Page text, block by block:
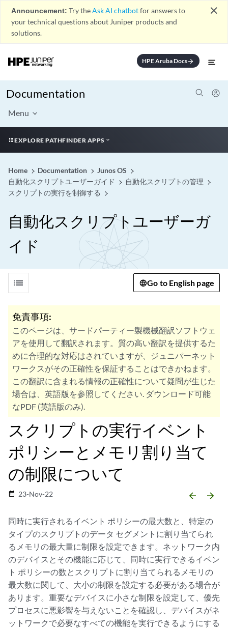
Announcement: Try theAsk AI chatbotfor answers to
your technical questions about Juniper products and
solutions.
close
HPE Aruba Docsarrow_forward
Documentation
Menu
EXPLORE PATHFINDER APPS
Home Documentation
Junos OS
自動化スクリプトユーザーガイド
自動化スクリプトの管理
スクリプトの実行を制御する
自動化スクリプトユーザーガ
イド
list Go to English page
免責事項:
このページは、サードパーティー製機械翻訳ソフトウェ
アを使用して翻訳されます。質の高い翻訳を提供するた
めに合理的な対応はされていますが、ジュニパーネット
ワークスがその正確性を保証することはできかねます。
この翻訳に含まれる情報の正確性について疑問が生じた
場合は、英語版を参照してください. ダウンロード可能
なPDF (英語版のみ).
スクリプトの実行イベント
ポリシーとメモリ割り当て
の制限について
date_range 23-Nov-22 arrow_backward arrow_forward
同時に実行されるイベント ポリシーの最大数と、特定の
タイプのスクリプトのデータ セグメントに割り当てられ
るメモリの最大量に制限を設定できます。ネットワーク内
のデバイスとその機能に応じて、同時に実行できるイベン
ト ポリシーの数とスクリプトに割り当てられるメモリの
最大数に関して、大小の制限を設定する必要がある場合が
あります。重要なデバイスに小さな制限を設定して、優先
プロセスに悪影響を与えないことを確認し、デバイスがネ
ットワークで必要なすべての機能を実行できるようにする